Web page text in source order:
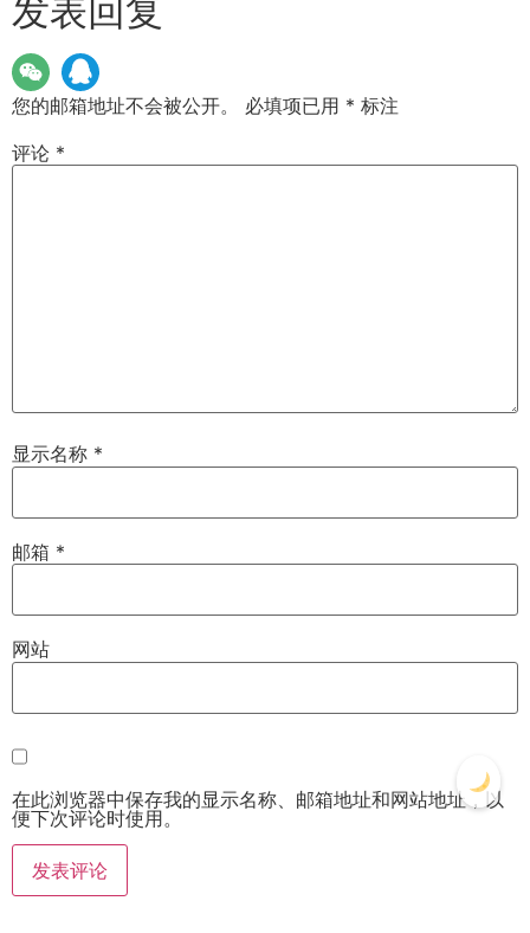
发表回复
您的邮箱地址不会被公开。 必填项已用 * 标注
评论 *
显示名称 *
邮箱 *
网站
在此浏览器中保存我的显示名称、邮箱地址和网站地址，以
便下次评论时使用。